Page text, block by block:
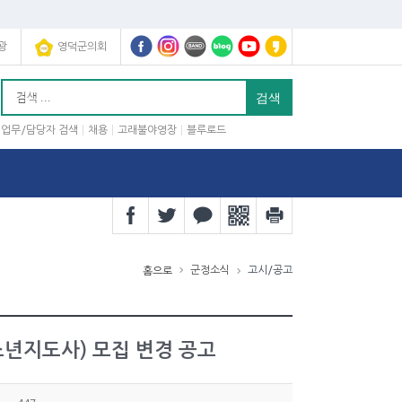
영덕군의회
업무/담당자 검색 채용 고래불야영장 블루로드
홈으로 군정소식 고시/공고
지도사) 모집 변경 공고